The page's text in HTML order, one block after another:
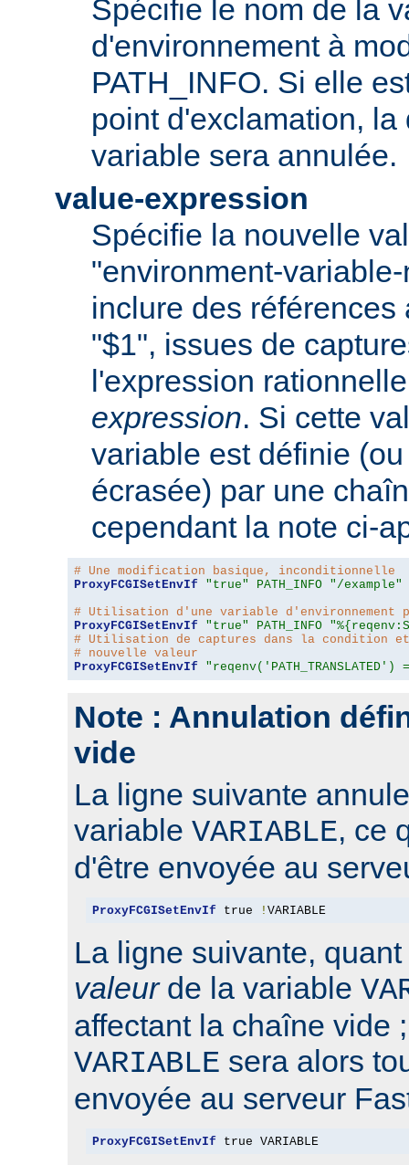
Spécifie le nom de la
d'environnement à
PATH_INFO. Si elle
point d'exclamation,
variable sera annulée.
value-expression
Spécifie la nouvelle
"environment-
inclure des références
"$1", issues de
l'expression
expression. Si cette
variable est définie
écrasée) par une
cependant la note ci-
# Une modification basique, inconditionnelle
ProxyFCGISetEnvIf
"true" PATH_INFO "/example"
# Utilisation d'une variable d'environnement
ProxyFCGISetEnvIf
"true" PATH_INFO
# Utilisation de captures dans la condition
# nouvelle valeur
ProxyFCGISetEnvIf
Note : Annulation
vide
La ligne suivante
variable VARIABLE, ce
d'être envoyée au
ProxyFCGISetEnvIf true ! VARIABLE
La ligne suivante,
valeurde la variable
affectant la chaîne vide
VARIABLE sera alors
envoyée au serveur
ProxyFCGISetEnvIf true VARIABLE